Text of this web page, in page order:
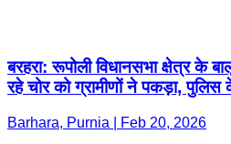
बरहरा: रूपोली विधानसभा क्षेत्र के
रहे चोर को ग्रामीणों ने पकड़ा, पुलिस
Barhara, Purnia | Feb 20, 2026